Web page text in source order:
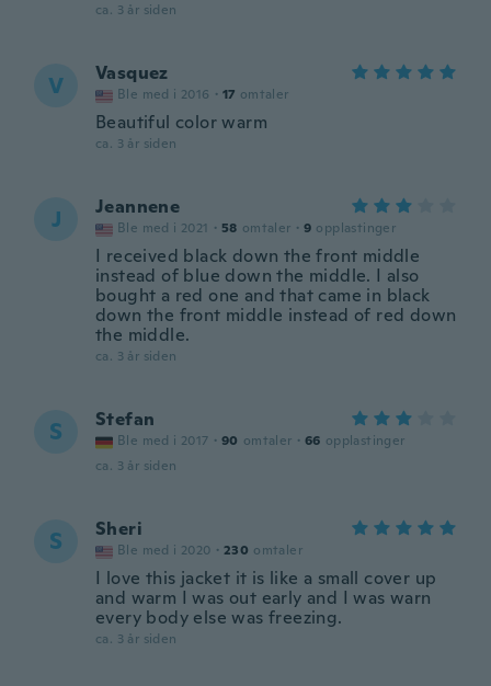
ca. 3 år siden
V Vasquez
Ble med i 2016 · 17 omtaler
Beautiful color warm
ca. 3 år siden
J Jeannene
Ble med i 2021 · 58 omtaler · 9 opplastinger
I received black down the front middle
instead of blue down the middle. I also
bought a red one and that came in black
down the front middle instead of red down
the middle.
ca. 3 år siden
S Stefan
Ble med i 2017 · 90 omtaler · 66 opplastinger
ca. 3 år siden
S Sheri
Ble med i 2020 · 230 omtaler
I love this jacket it is like a small cover up
and warm I was out early and I was warn
every body else was freezing.
ca. 3 år siden